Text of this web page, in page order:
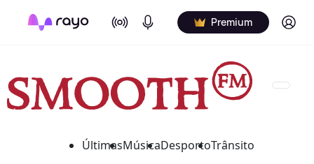
On Air Podcasts Premium Log in
ÚltimasMúsicaDesportoTrânsito